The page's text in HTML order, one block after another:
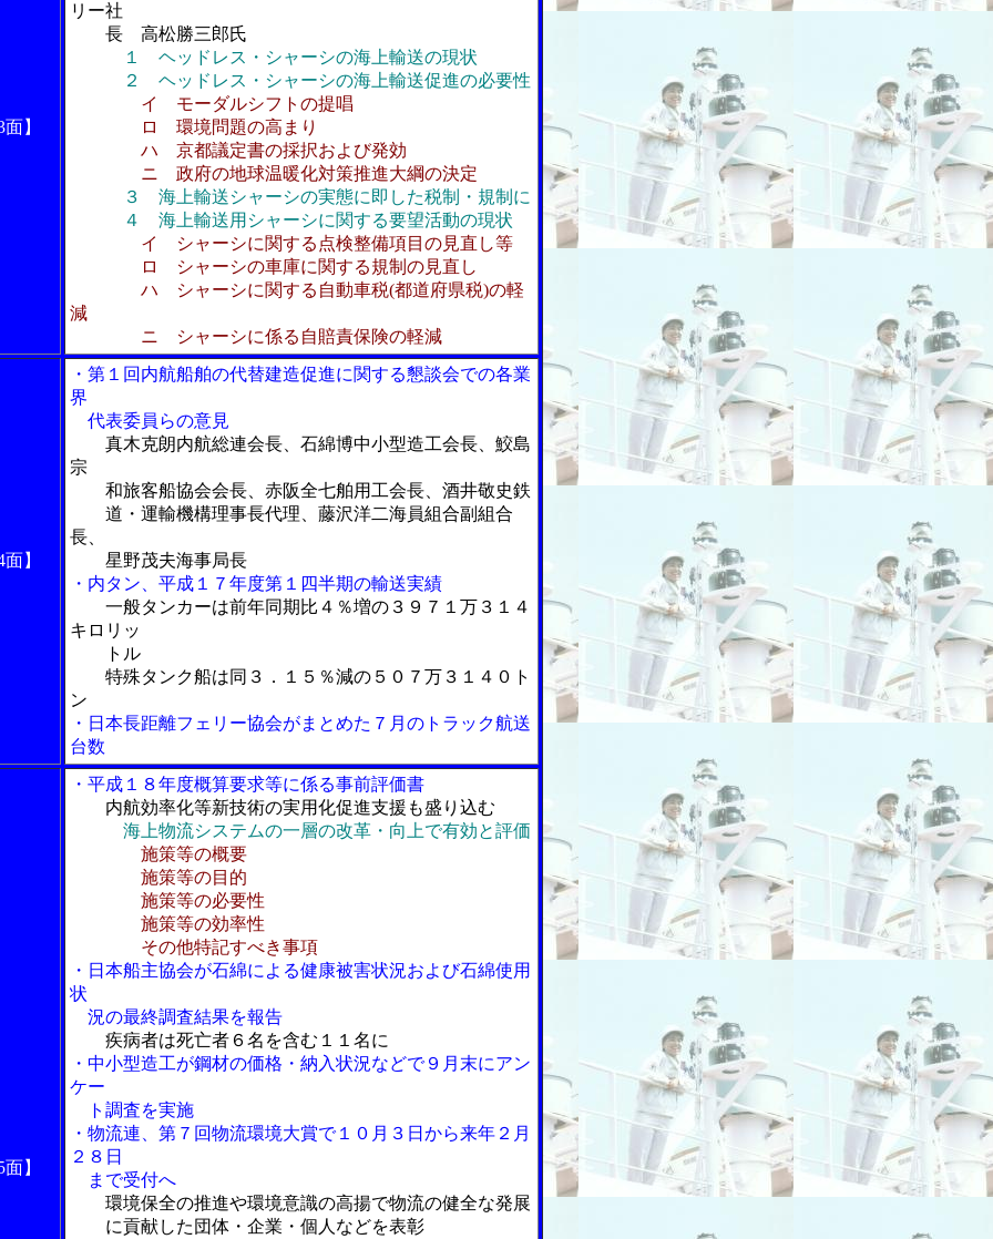
】
リー社
長 高松勝三郎氏
１ ヘッドレス・シャーシの海上輸送の現状
２ ヘッドレス・シャーシの海上輸送促進の必要性
イ モーダルシフトの提唱
ロ 環境問題の高まり
ハ 京都議定書の採択および発効
ニ 政府の地球温暖化対策推進大綱の決定
３ 海上輸送シャーシの実態に即した税制・規制に
４ 海上輸送用シャーシに関する要望活動の現状
イ シャーシに関する点検整備項目の見直し等
ロ シャーシの車庫に関する規制の見直し
ハ シャーシに関する自動車税(都道府県税)の軽
減
ニ シャーシに係る自賠責保険の軽減
】
・第１回内航船舶の代替建造促進に関する懇談会での各業
界
代表委員らの意見
真木克朗内航総連会長、石綿博中小型造工会長、鮫島
宗
和旅客船協会会長、赤阪全七舶用工会長、酒井敬史鉄
道・運輸機構理事長代理、藤沢洋二海員組合副組合
長、
星野茂夫海事局長
・内タン、平成１７年度第１四半期の輸送実績
一般タンカーは前年同期比４％増の３９７１万３１４
キロリッ
トル
特殊タンク船は同３．１５％減の５０７万３１４０ト
ン
・日本長距離フェリー協会がまとめた７月のトラック航送
台数
】
・平成１８年度概算要求等に係る事前評価書
内航効率化等新技術の実用化促進支援も盛り込む
海上物流システムの一層の改革・向上で有効と評価
施策等の概要
施策等の目的
施策等の必要性
施策等の効率性
その他特記すべき事項
・日本船主協会が石綿による健康被害状況および石綿使用
状
況の最終調査結果を報告
疾病者は死亡者６名を含む１１名に
・中小型造工が鋼材の価格・納入状況などで９月末にアン
ケー
ト調査を実施
・物流連、第７回物流環境大賞で１０月３日から来年２月
２８日
まで受付へ
環境保全の推進や環境意識の高揚で物流の健全な発展
に貢献した団体・企業・個人などを表彰